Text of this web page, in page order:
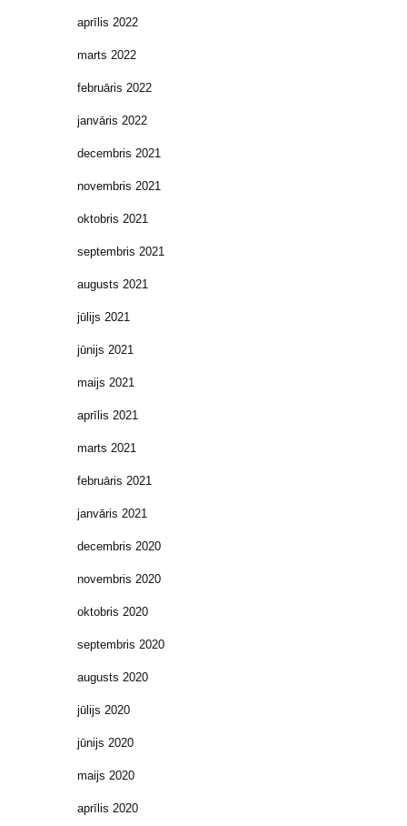
aprīlis 2022
marts 2022
februāris 2022
janvāris 2022
decembris 2021
novembris 2021
oktobris 2021
septembris 2021
augusts 2021
jūlijs 2021
jūnijs 2021
maijs 2021
aprīlis 2021
marts 2021
februāris 2021
janvāris 2021
decembris 2020
novembris 2020
oktobris 2020
septembris 2020
augusts 2020
jūlijs 2020
jūnijs 2020
maijs 2020
aprīlis 2020